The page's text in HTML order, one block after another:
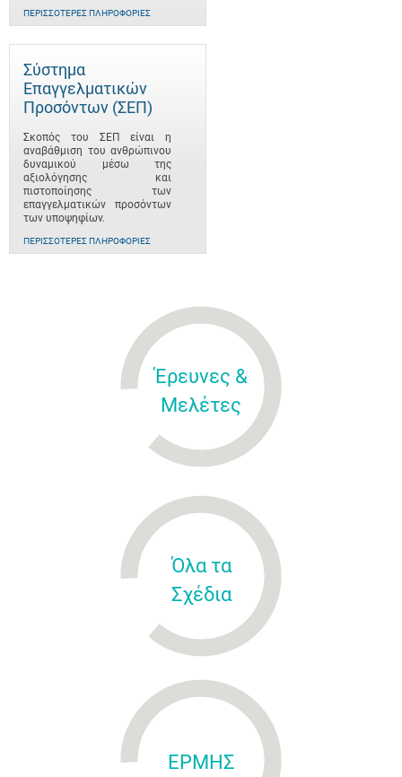
ΠΕΡΙΣΣΌΤΕΡΕΣ ΠΛΗΡΟΦΟΡΊΕΣ
Σύστημα
Επαγγελματικών
Προσόντων (ΣΕΠ)
Σκοπός του ΣΕΠ είναι η
αναβάθμιση του ανθρώπινου
δυναμικού μέσω της
αξιολόγησης και
πιστοποίησης των
επαγγελματικών προσόντων
των υποψηφίων.
ΠΕΡΙΣΣΌΤΕΡΕΣ ΠΛΗΡΟΦΟΡΊΕΣ
Έρευνες &
Μελέτες
Όλα τα
Σχέδια
ΕΡΜΗΣ